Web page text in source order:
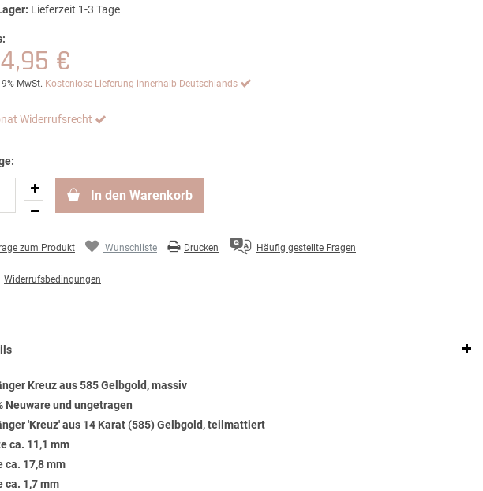
Lieferzeit 1-3 Tage
€
MwSt. Kostenlose Lieferung innerhalb Deutschlands
Widerrufsrecht
In den Warenkorb
zum Produkt Wunschliste Drucken Häufig gestellte Fragen
Widerrufsbedingungen
Kreuz aus 585 Gelbgold, massiv
Neuware und ungetragen
'Kreuz' aus 14 Karat (585) Gelbgold, teilmattiert
ca. 11,1 mm
ca. 17,8 mm
ca. 1,7 mm